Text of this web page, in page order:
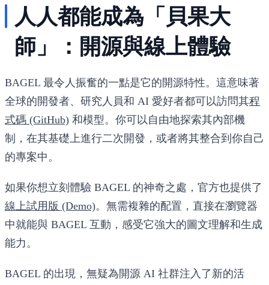
人人都能成為「貝果大
師」：開源與線上體驗
BAGEL 最令人振奮的一點是它的開源特性。這意味著
全球的開發者、研究人員和 AI 愛好者都可以訪問其程
式碼 (GitHub) 和模型。你可以自由地探索其內部機
制，在其基礎上進行二次開發，或者將其整合到你自己
的專案中。
如果你想立刻體驗 BAGEL 的神奇之處，官方也提供了
線上試用版 (Demo)。無需複雜的配置，直接在瀏覽器
中就能與 BAGEL 互動，感受它強大的圖文理解和生成
能力。
BAGEL 的出現，無疑為開源 AI 社群注入了新的活